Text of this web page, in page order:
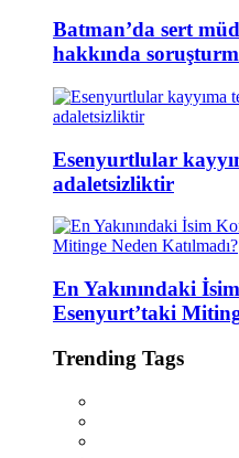
Batman’da sert
hakkında
Esenyurtlular
adaletsizliktir
En Yakınındaki
Esenyurt’taki
Trending Tags